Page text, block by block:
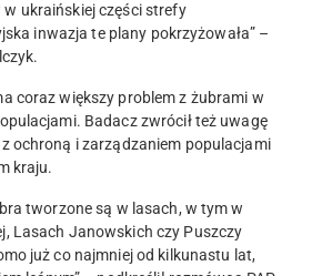
ukraińskiej części strefy
inwazja te plany pokrzyżowała” –
coraz większy problem z żubrami w
Badacz zwrócił też uwagę
ochroną i zarządzaniem populacjami
kraju.
tworzone są w lasach, w tym w
Lasach Janowskich czy Puszczy
już co najmniej od kilkunastu lat,